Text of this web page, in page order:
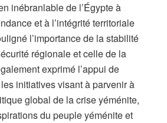
inébranlable de l’Égypte à
et à l’intégrité territoriale
l’importance de la stabilité
régionale et celle de la
exprimé l’appui de
initiatives visant à parvenir à
global de la crise yéménite,
du peuple yéménite et